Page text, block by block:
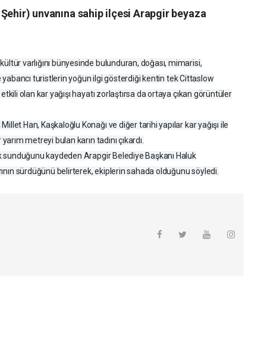
unvanına sahip ilçesi Arapgir beyaza
varlığını bünyesinde bulunduran, doğası, mimarisi,
turistlerin yoğun ilgi gösterdiği kentin tek Cittaslow
olan kar yağışı hayatı zorlaştırsa da ortaya çıkan görüntüler
Han, Kaşkaloğlu Konağı ve diğer tarihi yapılar kar yağışı ile
metreyi bulan karın tadını çıkardı.
kaydeden Arapgir Belediye Başkanı Haluk
sürdüğünü belirterek, ekiplerin sahada olduğunu söyledi.